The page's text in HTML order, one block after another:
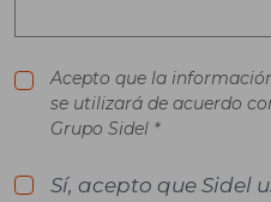
Acepto que la
se utilizará de acuerdo
Grupo Sidel *
Sí, acepto que Sidel